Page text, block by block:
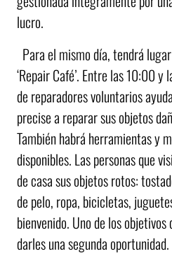
lucro.
Para el mismo día, tendrá
‘Repair Café’. Entre las 10:00
de reparadores voluntarios
precise a reparar sus objetos
También habrá herramientas y
disponibles. Las personas que
de casa sus objetos rotos:
de pelo, ropa, bicicletas,
bienvenido. Uno de los
darles una segunda oportunidad.